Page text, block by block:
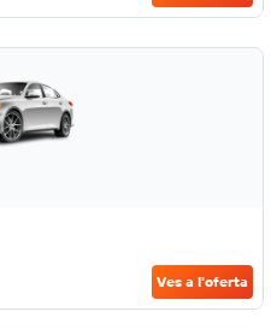
Ves a l'oferta